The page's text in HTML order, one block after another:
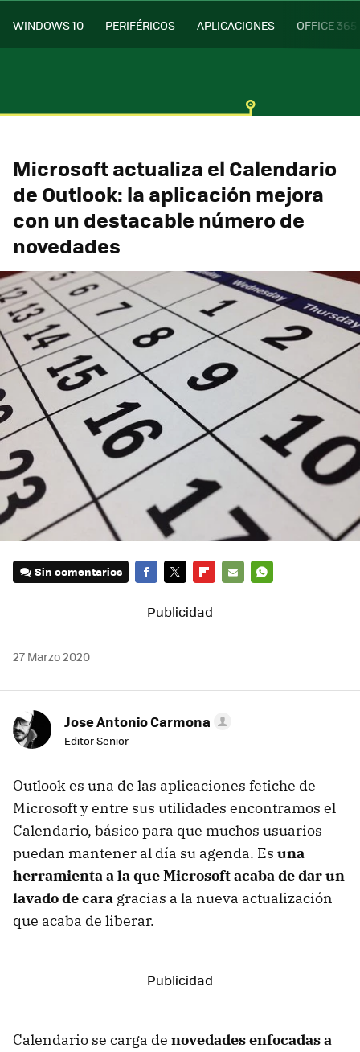
WINDOWS 10 PERIFÉRICOS APLICACIONES OFFICE 365
Microsoft actualiza el Calendario
de Outlook: la aplicación mejora
con un destacable número de
novedades
Sin comentarios
27 Marzo 2020
Jose Antonio Carmona
Editor Senior
Outlook es una de las aplicaciones fetiche de
Microsoft y entre sus utilidades encontramos el
Calendario, básico para que muchos usuarios
puedan mantener al día su agenda. Es una
herramienta a la que Microsoft acaba de dar un
lavado de cara gracias a la nueva actualización
que acaba de liberar.
Calendario se carga de novedades enfocadas a